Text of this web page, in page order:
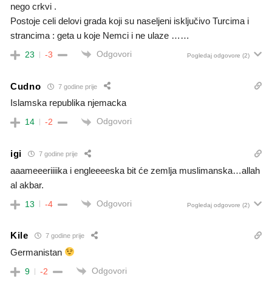
nego crkvi .
Postoje celi delovi grada koji su naseljeni isključivo Turcima i
strancima : geta u koje Nemci i ne ulaze ……
23 -3 Odgovori Pogledaj odgovore (2)
Cudno 7 godine prije
Islamska republika njemacka
14 -2 Odgovori
igi 7 godine prije
aaameeeriiiika i engleeeeska bit će zemlja muslimanska…allah
al akbar.
13 -4 Odgovori Pogledaj odgovore (2)
Kile 7 godine prije
Germanistan
9 -2 Odgovori